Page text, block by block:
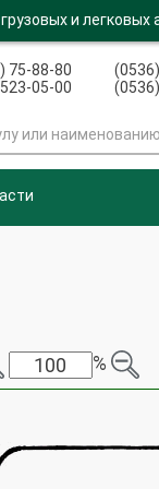
и легковых
75-88-80
05-00
%